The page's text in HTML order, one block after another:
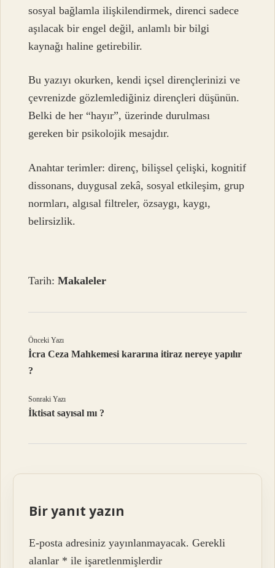
sosyal bağlamla ilişkilendirmek, direnci sadece
aşılacak bir engel değil, anlamlı bir bilgi
kaynağı haline getirebilir.
Bu yazıyı okurken, kendi içsel dirençlerinizi ve
çevrenizde gözlemlediğiniz dirençleri düşünün.
Belki de her “hayır”, üzerinde durulması
gereken bir psikolojik mesajdır.
Anahtar terimler: direnç, bilişsel çelişki, kognitif
dissonans, duygusal zekâ, sosyal etkileşim, grup
normları, algısal filtreler, özsaygı, kaygı,
belirsizlik.
Tarih:Makaleler
Önceki Yazı
İcra Ceza Mahkemesi kararına itiraz nereye yapılır
?
Sonraki Yazı
İktisat sayısal mı ?
Bir yanıt yazın
E-posta adresiniz yayınlanmayacak. Gerekli
alanlar * ile işaretlenmişlerdir